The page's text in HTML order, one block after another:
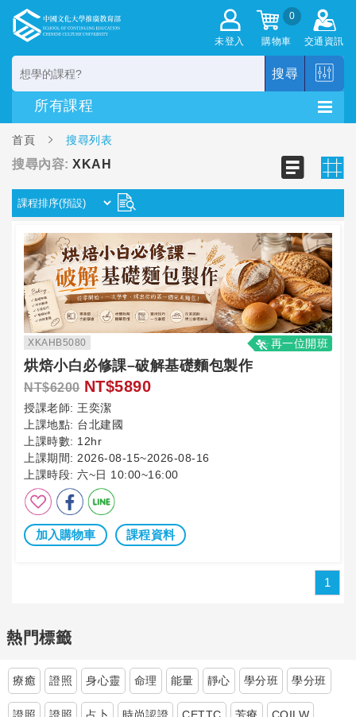
未登入
0
購物車 交通資訊
搜尋
首頁 搜尋列表
搜尋內容: XKAH
XKAHB5080 再一位開班
烘焙小白必修課–破解基礎麵包製作
NT$6200 NT$5890
授課老師: 王奕潔
上課地點: 台北建國
上課時數: 12hr
上課期間: 2026-08-15~2026-08-16
上課時段: 六~日 10:00~16:00
加入購物車 課程資料
1
熱門標籤
療癒 證照 身心靈 命理 能量 靜心 學分班 學分班